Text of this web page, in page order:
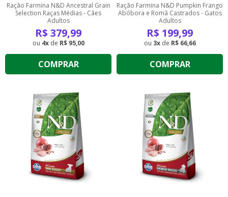
Ração Farmina N&D Ancestral Grain
Selection Raças Médias - Cães
Adultos
R$ 379,99
4 de R$ 95,00
COMPRAR
Ração Farmina N&D Pumpkin Frango
Abóbora e Romã Castrados - Gatos
Adultos
R$ 199,99
3 de R$ 66,66
COMPRAR